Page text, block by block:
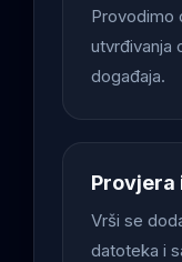
Provodimo
utvrđivanja
događaja.
Vrši se
datoteka i